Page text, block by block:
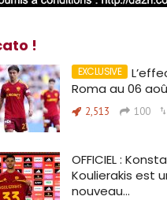
!
Roma au 06
2,513 100
OFFICIEL :
Koulierakis est
nouveau…